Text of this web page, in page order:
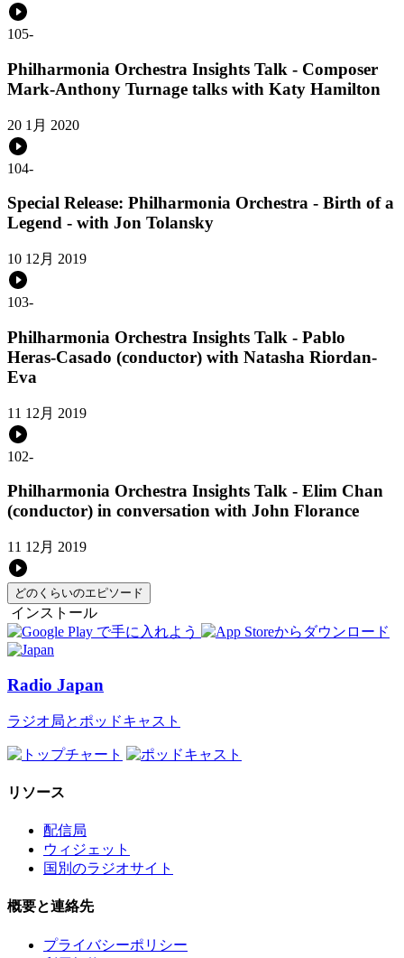
105-
Philharmonia Orchestra Insights Talk - Composer
Mark-Anthony Turnage talks with Katy Hamilton
20 1月 2020
104-
Special Release: Philharmonia Orchestra - Birth of a
Legend - with Jon Tolansky
10 12月 2019
103-
Philharmonia Orchestra Insights Talk - Pablo
Heras-Casado (conductor) with Natasha Riordan-
Eva
11 12月 2019
102-
Philharmonia Orchestra Insights Talk - Elim Chan
(conductor) in conversation with John Florance
11 12月 2019
どのくらいのエピソード
インストール
Radio Japan
ラジオ局とポッドキャスト
リソース
配信局
ウィジェット
国別のラジオサイト
概要と連絡先
プライバシーポリシー